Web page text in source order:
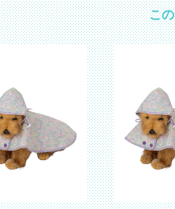
こ